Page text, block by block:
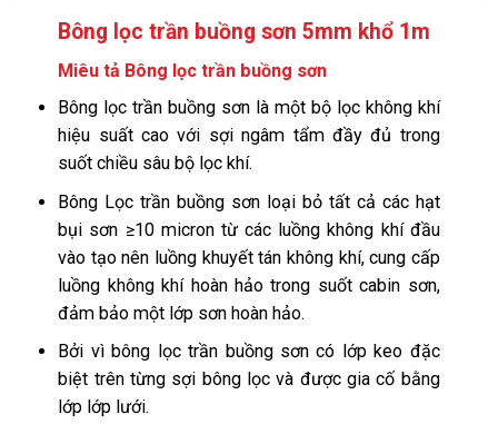
Bông lọc trần buồng sơn 5mm khổ 1m
Miêu tả Bông lọc trần buồng sơn
Bông lọc trần buồng sơn là một bộ lọc không khí
hiệu suất cao với sợi ngâm tẩm đầy đủ trong
suốt chiều sâu bộ lọc khí.
Bông Lọc trần buồng sơn loại bỏ tất cả các hạt
bụi sơn ≥10 micron từ các luồng không khí đầu
vào tạo nên luồng khuyết tán không khí, cung cấp
luồng không khí hoàn hảo trong suốt cabin sơn,
đảm bảo một lớp sơn hoàn hảo.
Bởi vì bông lọc trần buồng sơn có lớp keo đặc
biệt trên từng sợi bông lọc và được gia cố bằng
lớp lớp lưới.